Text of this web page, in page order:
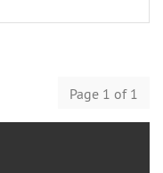
Page 1 of 1